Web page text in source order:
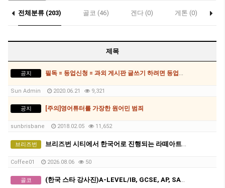
전체분류 (203) 골코 (46) 겐다 (0) 게톤 (0)
제목
공지 필독 = 등업신청 = 과외 게시판 글쓰기 하려면 등업신청 필수
Sun Admin 2020.06.21 9,321
공지 [주의]영어튜터를 가장한 원어민 범죄
sunbrisbane 2018.02.05 11,652
브리즈번 브리즈번 시티에서 한국어로 진행되는 라떼아트 클래스, 8/29(토)에 열립니다
Coffee01 2026.08.06 50
골코 (한국 스타 강사진)A-LEVEL/IB, GCSE, AP, SAT, GPA 전 교과 수업, 명문대 출신 강사진, 대치동 소재 INSPIRICA ACADEMY